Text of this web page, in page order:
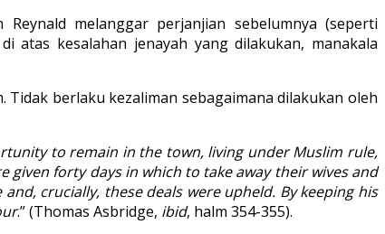
melanggar perjanjian sebelumnya (seperti
atas kesalahan jenayah yang dilakukan, manakala
berlaku kezaliman sebagaimana dilakukan oleh
to remain in the town, living under Muslim rule,
given forty days in which to take away their wives and
crucially, these deals were upheld. By keeping his
.” (Thomas Asbridge, ibid, halm 354-355).